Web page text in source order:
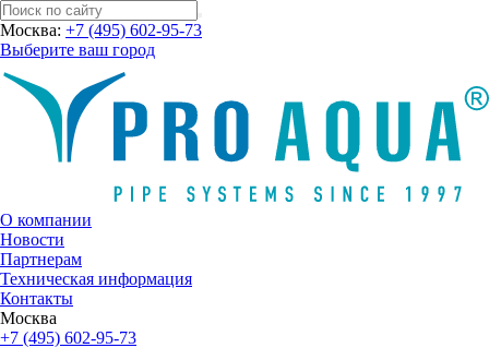
Москва: +7 (495) 602-95-73
Выберите ваш город
О компании
Новости
Партнерам
Техническая информация
Контакты
Москва
+7 (495) 602-95-73